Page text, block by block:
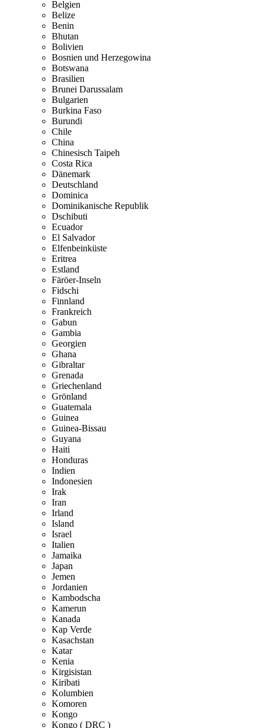
Belgien
Belize
Benin
Bhutan
Bolivien
Bosnien und Herzegowina
Botswana
Brasilien
Brunei Darussalam
Bulgarien
Burkina Faso
Burundi
Chile
China
Chinesisch Taipeh
Costa Rica
Dänemark
Deutschland
Dominica
Dominikanische Republik
Dschibuti
Ecuador
El Salvador
Elfenbeinküste
Eritrea
Estland
Färöer-Inseln
Fidschi
Finnland
Frankreich
Gabun
Gambia
Georgien
Ghana
Gibraltar
Grenada
Griechenland
Grönland
Guatemala
Guinea
Guinea-Bissau
Guyana
Haiti
Honduras
Indien
Indonesien
Irak
Iran
Irland
Island
Israel
Italien
Jamaika
Japan
Jemen
Jordanien
Kambodscha
Kamerun
Kanada
Kap Verde
Kasachstan
Katar
Kenia
Kirgisistan
Kiribati
Kolumbien
Komoren
Kongo
Kongo ( DRC )